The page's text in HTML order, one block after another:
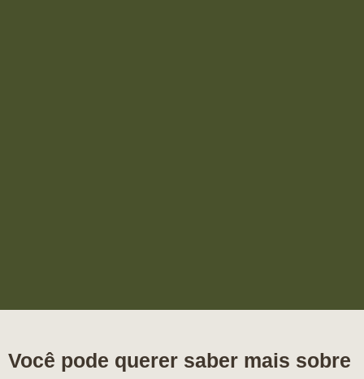
Você pode querer saber mais sobre